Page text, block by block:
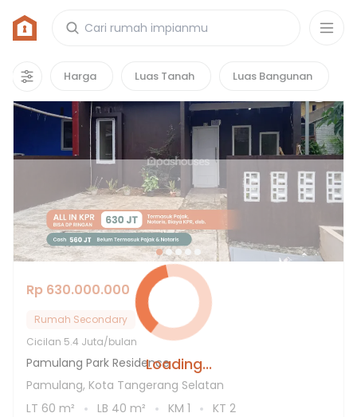
Harga Luas Tanah Luas Bangunan
Loading...
Rumah di Pamulang Park Residence
8properti
Rp 630.000.000
Rumah Secondary
Cicilan 5.4 Juta/bulan
Pamulang Park Residence
Pamulang, Kota Tangerang Selatan
LT 60 m² LB 40 m² KM 1 KT 2